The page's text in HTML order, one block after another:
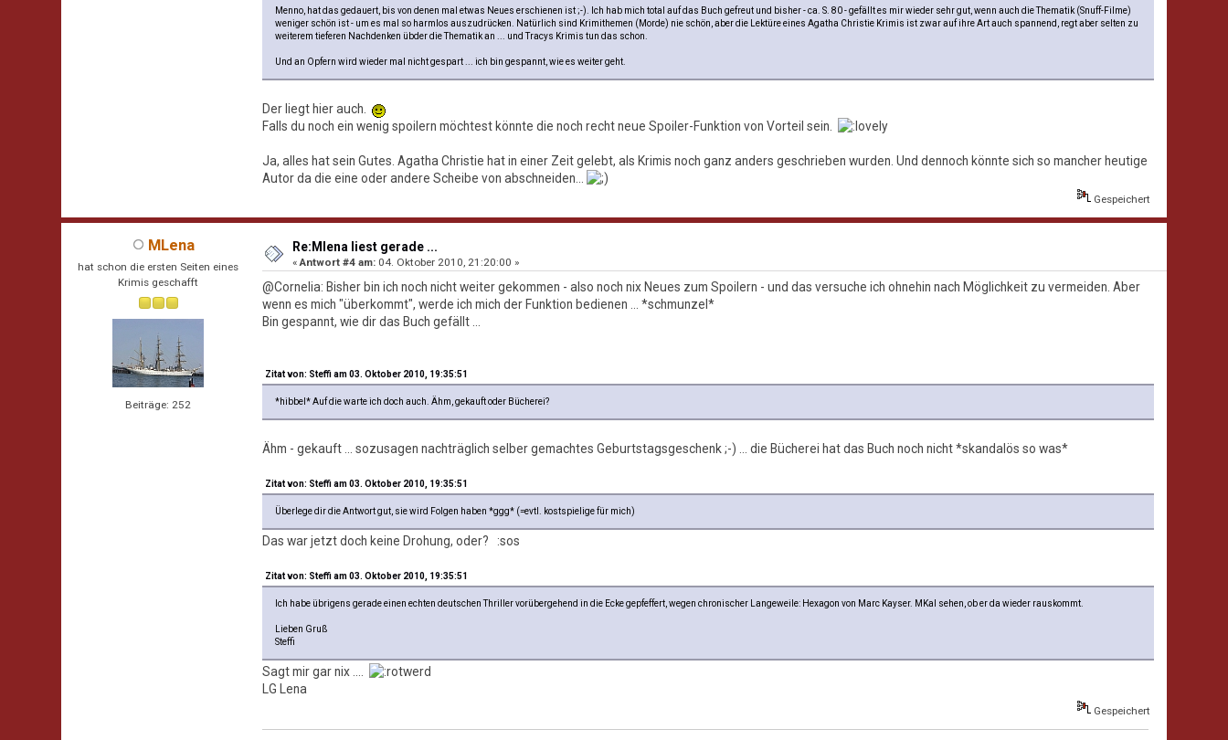
Menno, hat das gedauert, bis von denen mal etwas Neues erschienen ist ;-). Ich hab mich total auf das Buch gefreut und bisher - ca. S. 80 - gefällt es mir wieder sehr gut, wenn auch die Thematik (Snuff-Filme)
weniger schön ist - um es mal so harmlos auszudrücken. Natürlich sind Krimithemen (Morde) nie schön, aber die Lektüre eines Agatha Christie Krimis ist zwar auf ihre Art auch spannend, regt aber selten zu
weiterem tieferen Nachdenken übder die Thematik an ... und Tracys Krimis tun das schon.
Und an Opfern wird wieder mal nicht gespart ... ich bin gespannt, wie es weiter geht.
Der liegt hier auch.
Falls du noch ein wenig spoilern möchtest könnte die noch recht neue Spoiler-Funktion von Vorteil sein.
Ja, alles hat sein Gutes. Agatha Christie hat in einer Zeit gelebt, als Krimis noch ganz anders geschrieben wurden. Und dennoch könnte sich so mancher heutige
Autor da die eine oder andere Scheibe von abschneiden...
Gespeichert
MLena
hat schon die ersten Seiten eines
Krimis geschafft
Beiträge: 252
Re:Mlena liest gerade ...
«Antwort #4 am: 04. Oktober 2010, 21:20:00 »
@Cornelia: Bisher bin ich noch nicht weiter gekommen - also noch nix Neues zum Spoilern - und das versuche ich ohnehin nach Möglichkeit zu vermeiden. Aber
wenn es mich "überkommt", werde ich mich der Funktion bedienen ... *schmunzel*
Bin gespannt, wie dir das Buch gefällt ...
Zitat von: Steffi am 03. Oktober 2010, 19:35:51
*hibbel* Auf die warte ich doch auch. Ähm, gekauft oder Bücherei?
Ähm - gekauft ... sozusagen nachträglich selber gemachtes Geburtstagsgeschenk ;-) ... die Bücherei hat das Buch noch nicht *skandalös so was*
Zitat von: Steffi am 03. Oktober 2010, 19:35:51
Überlege dir die Antwort gut, sie wird Folgen haben *ggg* (=evtl. kostspielige für mich)
Das war jetzt doch keine Drohung, oder? :sos
Zitat von: Steffi am 03. Oktober 2010, 19:35:51
Ich habe übrigens gerade einen echten deutschen Thriller vorübergehend in die Ecke gepfeffert, wegen chronischer Langeweile: Hexagon von Marc Kayser. MKal sehen, ob er da wieder rauskommt.
Lieben Gruß
Steffi
Sagt mir gar nix ....
LG Lena
Gespeichert